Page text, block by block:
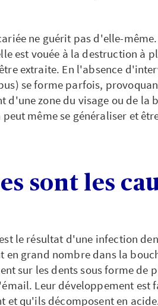
ne guérit pas d'elle-
est vouée à la destruction à
extraite. En l'absence
se forme parfois,
d'une zone du visage ou de la
même se généraliser et
sont les
le résultat d'une infection
en grand nombre dans la
sur les dents sous forme de
Leur développement est
et qu'ils décomposent en